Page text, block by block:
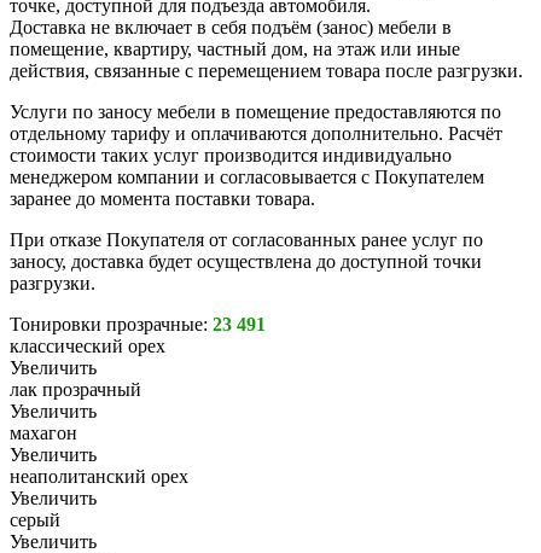
точке, доступной для подъезда автомобиля.
Доставка не включает в себя подъём (занос) мебели в
помещение, квартиру, частный дом, на этаж или иные
действия, связанные с перемещением товара после разгрузки.
Услуги по заносу мебели в помещение предоставляются по
отдельному тарифу и оплачиваются дополнительно. Расчёт
стоимости таких услуг производится индивидуально
менеджером компании и согласовывается с Покупателем
заранее до момента поставки товара.
При отказе Покупателя от согласованных ранее услуг по
заносу, доставка будет осуществлена до доступной точки
разгрузки.
Тонировки прозрачные: 23 491
классический орех
Увеличить
лак прозрачный
Увеличить
махагон
Увеличить
неаполитанский орех
Увеличить
серый
Увеличить